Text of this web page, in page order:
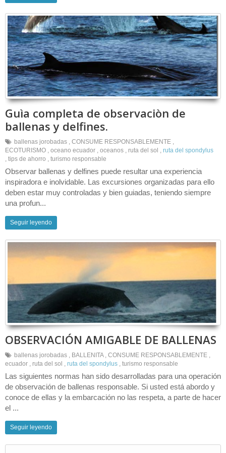
Guìa completa de observaciòn de
ballenas y delfines.
ballenas jorobadas , CONSUME RESPONSABLEMENTE ,
ECOTURISMO , oceano ecuador , oceanos , ruta del sol , ruta del spondylus
, tips de ahorro , turismo responsable
Observar ballenas y delfines puede resultar una experiencia
inspiradora e inolvidable. Las excursiones organizadas para ello
deben estar muy controladas y bien guiadas, teniendo siempre
una profun...
Seguir leyendo
OBSERVACIÓN AMIGABLE DE BALLENAS
ballenas jorobadas , BALLENITA , CONSUME RESPONSABLEMENTE ,
ecuador , ruta del sol , ruta del spondylus , turismo responsable
Las siguientes normas han sido desarrolladas para una operación
de observación de ballenas responsable. Si usted está abordo y
conoce de ellas y la embarcación no las respeta, a parte de hacer
el ...
Seguir leyendo